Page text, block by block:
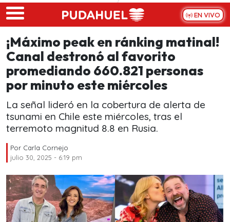
Skip to main content
EN VIVO
¡Máximo peak en ránking matinal!
Canal destronó al favorito
promediando 660.821 personas
por minuto este miércoles
La señal lideró en la cobertura de alerta de
tsunami en Chile este miércoles, tras el
terremoto magnitud 8.8 en Rusia.
Por Carla Cornejo
julio 30, 2025 - 6:19 pm